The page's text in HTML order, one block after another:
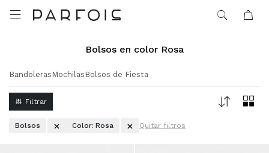

Bolsos en color Rosa
Bandoleras Mochilas Bolsos de Fiesta
Bolsos Color: Rosa Quitar filtros